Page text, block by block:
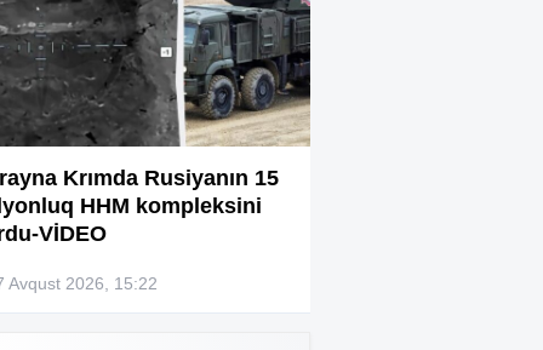
Rüşvətdə təqsirləndirilən 3
vəzifəli şəxsin məhkəməsi
başlayır
“Həyat yoldaşın istəmirsə,
Kiberpolis əməliyyat keçirdi:
Xarici saytları ələ keçirən
Krımda Rusiyanın 15
HHM kompleksini
VİDEO
Avqust 2026, 15:22